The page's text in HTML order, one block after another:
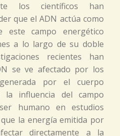
los científicos han
que el ADN actúa como
este campo energético
a lo largo de su doble
recientes han
se ve afectado por los
por el cuerpo
la influencia del campo
humano en estudios
la energía emitida por
directamente a la